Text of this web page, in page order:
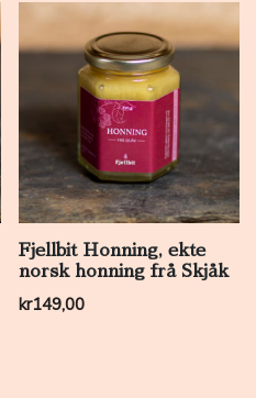
Fjellbit Honning, ekte
norsk honning frå Skjåk
kr149,00